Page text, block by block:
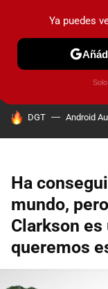
PRUEBAS
HOY SE HABLA DE
DGT Android
Ha
mundo,
Clarkson
queremos
Ya puedes